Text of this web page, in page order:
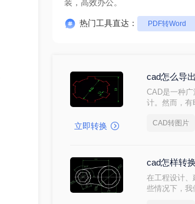
装，高效办公。
热门工具直达： PDF转Word
立即转换
cad怎么导
CAD是一种
计。然而，有
CAD转图片
cad怎样转
在工程设计、
些情况下，我